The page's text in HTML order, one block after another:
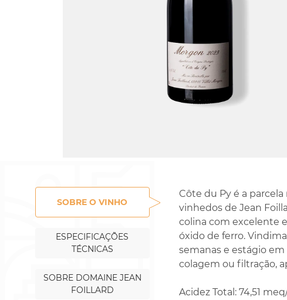
Rossignol-Trapet
SOBRE O VINHO
ESPECIFICAÇÕES
TÉCNICAS
SOBRE DOMAINE JEAN
FOILLARD
Côte du Py é a
vinhedos de Jean
colina com excelente
óxido de ferro.
semanas e estágio
colagem ou filtração,
Acidez Total: 74,51